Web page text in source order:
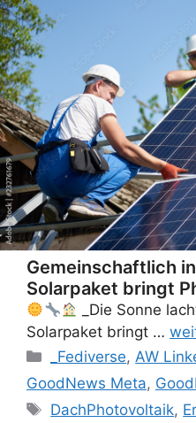
Gemeinschaftlich
Solarpaket bringt
_Die Sonne
Solarpaket bringt …
Categories
_Fediverse,AW
GoodNews Meta,
Tags
DachPhotovoltaik,